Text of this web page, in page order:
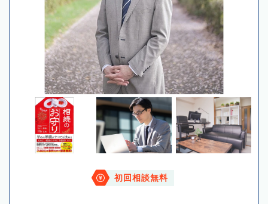
初回相談無料